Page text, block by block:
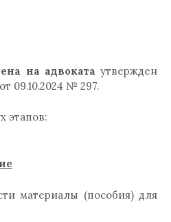
на адвоката утвержден
09.10.2024 № 297.
этапов:
материалы (пособия) для